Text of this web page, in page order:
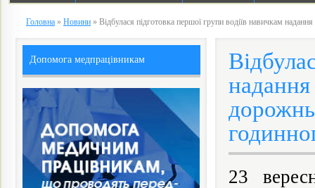
Головна » Новини » Відбулася підготовка першої групи водіїв навичкам
23
Допомога медпрацівникам